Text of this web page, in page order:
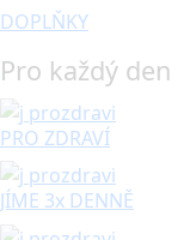
DOPLŇKY
Pro každý den
PRO ZDRAVÍ
JÍME 3x DENNĚ